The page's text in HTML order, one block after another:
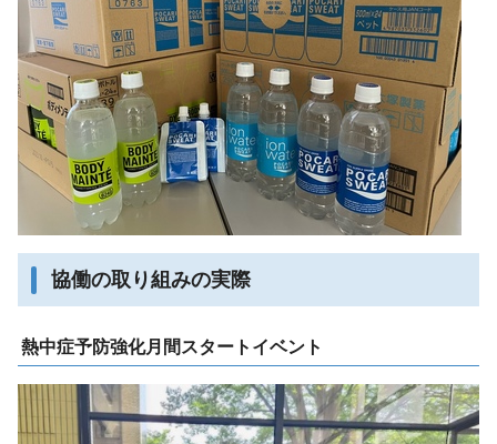
協働の取り組みの実際
熱中症予防強化月間スタートイベント